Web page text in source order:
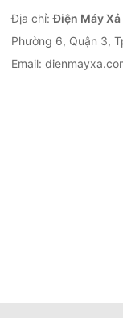
Địa chỉ:Điện Máy Xả
Phường 6, Quận 3,
Email: